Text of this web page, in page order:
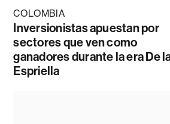
COLOMBIA
Inversionistas apuestan por
sectores que ven como
ganadores durante la era De
Espriella